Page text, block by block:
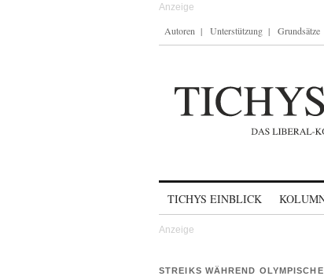
Autoren Unterstützung Grundsätze
TICHYS EINBLICK
STREIKS WÄHREND